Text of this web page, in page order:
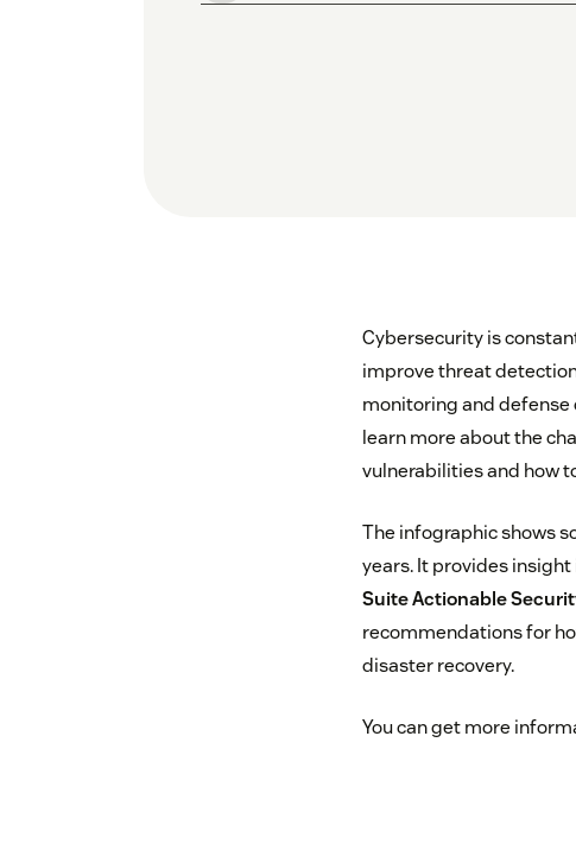
Cybersecurity is
improve threat
monitoring and defense
learn more about the
vulnerabilities and how
The infographic shows
years. It provides
Suite Actionable
recommendations for
disaster recovery.
You can get more